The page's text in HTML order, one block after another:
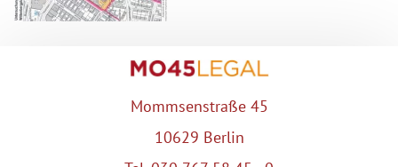
Mommsenstraße 45
10629 Berlin